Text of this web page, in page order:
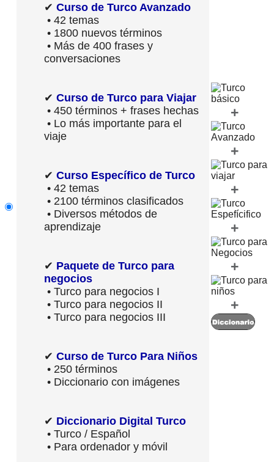
✔ Curso de Turco Avanzado
• 42 temas
• 1800 nuevos términos
• Más de 400 frases y
conversaciones
✔ Curso de Turco para Viajar
• 450 términos + frases hechas
• Lo más importante para el
viaje
✔ Curso Específico de Turco
• 42 temas
• 2100 términos clasificados
• Diversos métodos de
aprendizaje
✔ Paquete de Turco para
negocios
• Turco para negocios I
• Turco para negocios II
• Turco para negocios III
✔ Curso de Turco Para Niños
• 250 términos
• Diccionario con imágenes
✔ Diccionario Digital Turco
• Turco / Español
• Para ordenador y móvil
+
+
+
+
+
+